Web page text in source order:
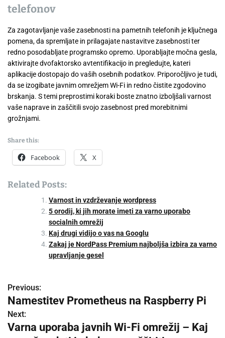
telefonov
Za zagotavljanje vaše zasebnosti na pametnih telefonih je ključnega
pomena, da spremljate in prilagajate nastavitve zasebnosti ter
redno posodabljate programsko opremo. Uporabljajte močna gesla,
aktivirajte dvofaktorsko avtentifikacijo in pregledujte, kateri
aplikacije dostopajo do vaših osebnih podatkov. Priporočljivo je tudi,
da se izogibate javnim omrežjem Wi-Fi in redno čistite zgodovino
brskanja. S temi preprostimi koraki boste znatno izboljšali varnost
vaše naprave in zaščitili svojo zasebnost pred morebitnimi
grožnjami.
Share this:
Facebook X
Related Posts:
Varnost in vzdrževanje wordpress
5 orodij, ki jih morate imeti za varno uporabo
socialnih omrežij
Kaj drugi vidijo o vas na Googlu
Zakaj je NordPass Premium najboljša izbira za varno
upravljanje gesel
P
o
s
Previous:
Namestitev Prometheus na Raspberry Pi
Next:
Varna uporaba javnih Wi-Fi omrežij – Kaj